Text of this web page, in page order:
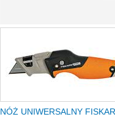
NÓŻ UNIWERSALNY